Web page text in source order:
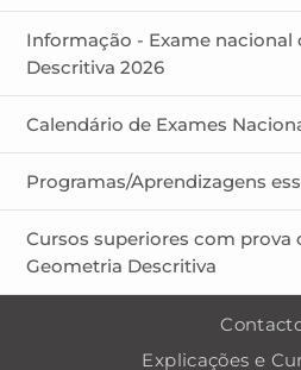
Informação - Exame nacional
Descritiva 2026
Calendário de Exames
Programas/Aprendizagens
Cursos superiores com prova
Geometria Descritiva
Explicações e